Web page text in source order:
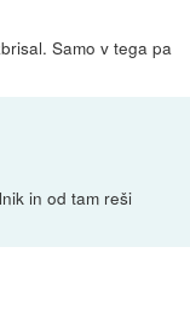
Samo v tega pa
in od tam reši